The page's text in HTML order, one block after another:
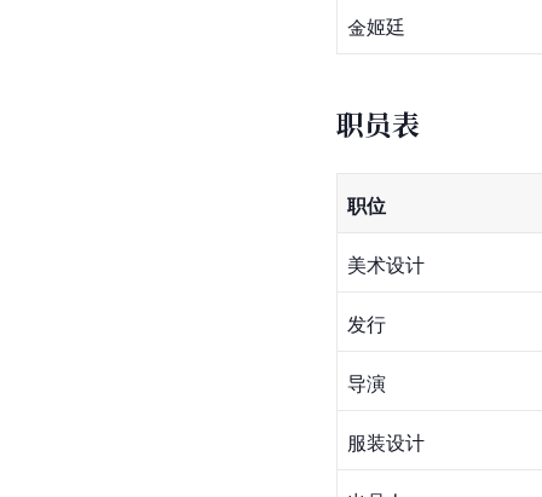
金姬廷
职员表
职位
美术设计
发行
导演
服装设计